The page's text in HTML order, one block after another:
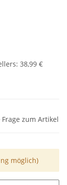
: 38,99 €
Frage zum Artikel
möglich)